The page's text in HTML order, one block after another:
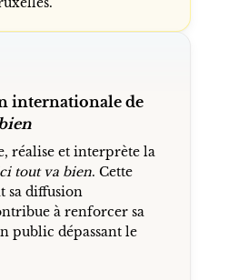
internationale de
réalise et interprète la
tout va bien. Cette
sa diffusion
à renforcer sa
public dépassant le